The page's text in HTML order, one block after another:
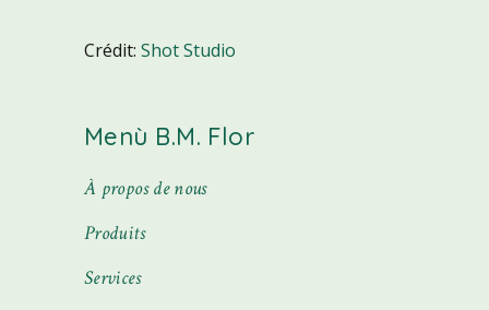
Crédit:Shot Studio
Menù B.M. Flor
À propos de nous
Produits
Services